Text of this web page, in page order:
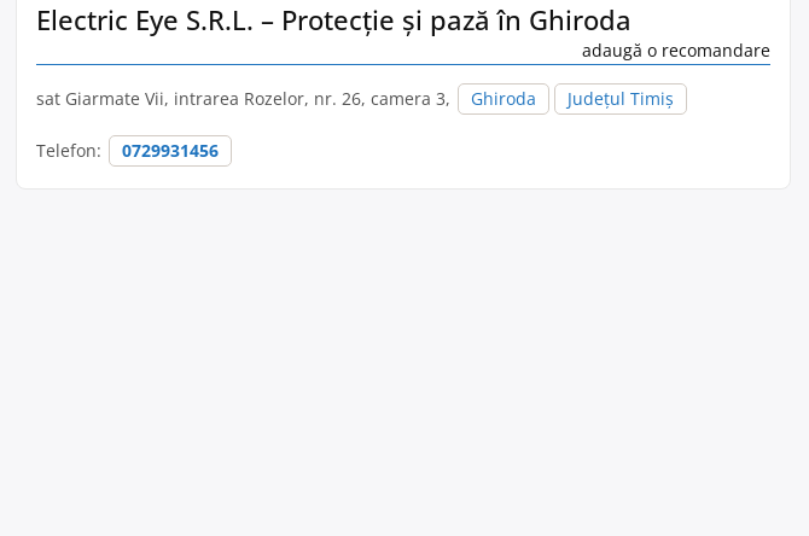
Electric Eye S.R.L. – Protecție și pază în Ghiroda
adaugă o recomandare
sat Giarmate Vii, intrarea Rozelor, nr. 26, camera 3, Ghiroda Județul Timiș
Telefon: 0729931456